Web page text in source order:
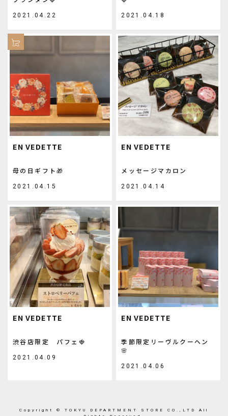
2021.04.22 2021.04.18
EN VEDETTE
母の日ギフト🎁
2021.04.15
EN VEDETTE
メッセージマカロン
2021.04.14
EN VEDETTE
渋谷店限定 パフェ🍓
2021.04.09
EN VEDETTE
季節限定リーヴルクーヘン
🌸
2021.04.06
Copyright © TOKYU DEPARTMENT STORE CO.,LTD All